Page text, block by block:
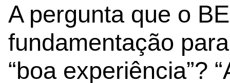
A pergunta que o
fundamentação
“boa experiência”?